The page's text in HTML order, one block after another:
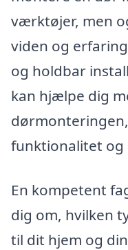
værktøjer, men
viden og
og holdbar
kan hjælpe dig
funktionalitet
En kompetent
dig om, hvilken
til dit hjem og